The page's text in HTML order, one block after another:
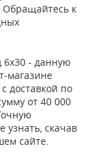
Обращайтесь к
6x30 - данную
магазине
доставкой по
от 40 000
скачав
сайте.